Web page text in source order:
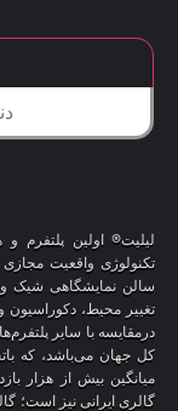
لیلیت® اولین پلتفرم و
تکنولوژی واقعیت
سالن نمایشگاهی شیک
تغییر محیط، دکوراسیون
درمقایسه با سایر
میانگین بیش از هزار
گالری ایرانی نیز است؛